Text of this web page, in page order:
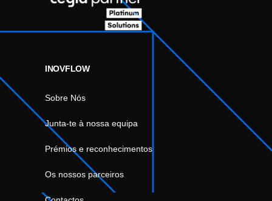
INOVFLOW
Sobre Nós
Junta-te à nossa equipa
Prémios e reconhecimentos
Os nossos parceiros